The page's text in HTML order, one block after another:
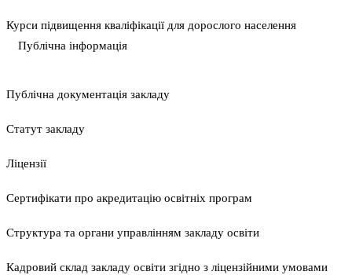
Курси підвищення кваліфікації для дорослого населення
Публічна інформація
Публічна документація закладу
Статут закладу
Ліцензії
Сертифікати про акредитацію освітніх програм
Структура та органи управлінням закладу освіти
Кадровий склад закладу освіти згідно з ліцензійними умовами